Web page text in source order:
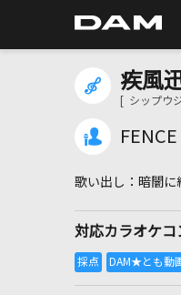
疾風
[ シップウ
暗闇
対応カラオケコ